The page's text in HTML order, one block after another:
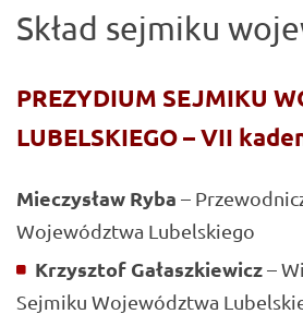
Skład sejmiku
PREZYDIUM SEJMIKU
LUBELSKIEGO – VII
Mieczysław Ryba –
Województwa Lubelskiego
Krzysztof Gałaszkiewicz–
Sejmiku Województwa